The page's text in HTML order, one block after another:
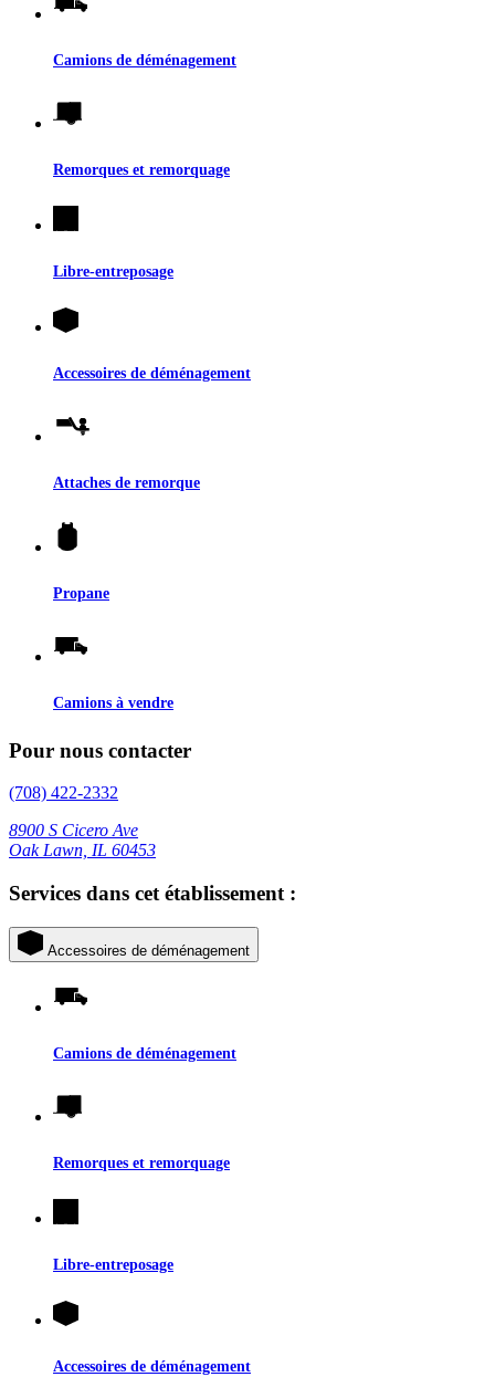
Camions de déménagement
Remorques et remorquage
Libre-entreposage
Accessoires de déménagement
Attaches de remorque
Propane
Camions à vendre
Pour nous contacter
(708) 422-2332
8900 S Cicero Ave
Oak Lawn, IL 60453
Services dans cet établissement :
Accessoires de déménagement
Camions de déménagement
Remorques et remorquage
Libre-entreposage
Accessoires de déménagement